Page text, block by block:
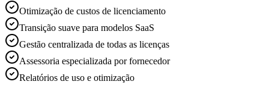
Otimização de custos de licenciamento
Transição suave para modelos SaaS
Gestão centralizada de todas as licenças
Assessoria especializada por fornecedor
Relatórios de uso e otimização